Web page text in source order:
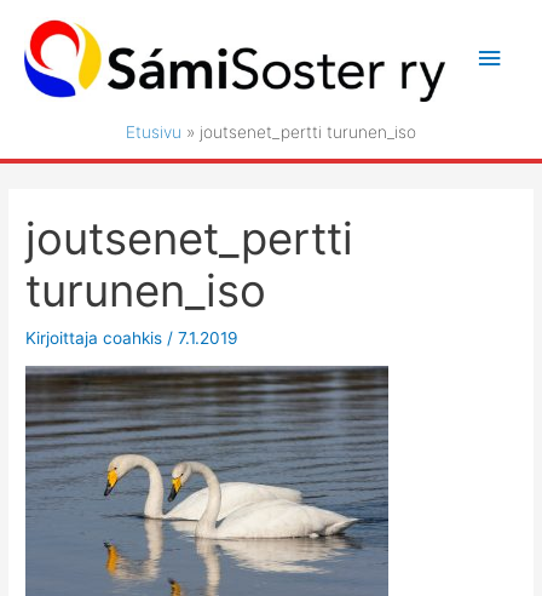
sisältöön
Etusivu joutsenet_pertti turunen_iso
joutsenet_pertti
turunen_iso
Kirjoittajacoahkis /7.1.2019